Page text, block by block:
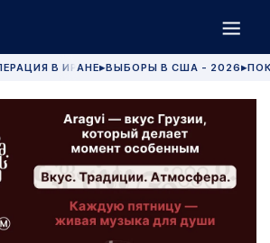
В ИРАНЕ▶ВЫБОРЫ В США - 2026 ▶